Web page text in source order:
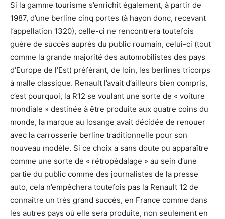
Si la gamme tourisme s’enrichit également, à partir de
1987, d’une berline cinq portes (à hayon donc, recevant
l’appellation 1320), celle-ci ne rencontrera toutefois
guère de succès auprès du public roumain, celui-ci (tout
comme la grande majorité des automobilistes des pays
d’Europe de l’Est) préférant, de loin, les berlines tricorps
à malle classique. Renault l’avait d’ailleurs bien compris,
c’est pourquoi, la R12 se voulant une sorte de « voiture
mondiale » destinée à être produite aux quatre coins du
monde, la marque au losange avait décidée de renouer
avec la carrosserie berline traditionnelle pour son
nouveau modèle. Si ce choix a sans doute pu apparaître
comme une sorte de « rétropédalage » au sein d’une
partie du public comme des journalistes de la presse
auto, cela n’empêchera toutefois pas la Renault 12 de
connaître un très grand succès, en France comme dans
les autres pays où elle sera produite, non seulement en